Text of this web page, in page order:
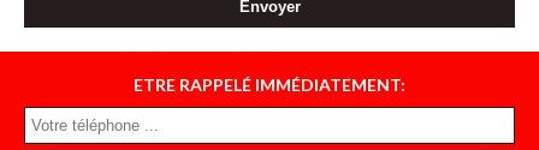
ETRE RAPPELÉ IMMÉDIATEMENT: